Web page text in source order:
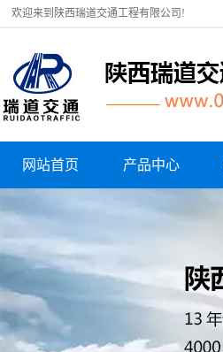
欢迎来到陕西瑞道交通工程有限公司!
网站首页 产品中心